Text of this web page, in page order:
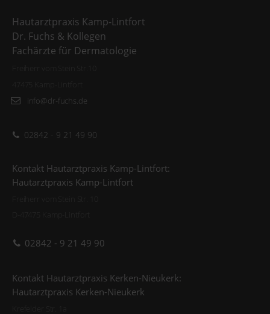
Hautarztpraxis Kamp-Lintfort
Dr. Fuchs & Kollegen
Fachärzte für Dermatologie
info@dr-fuchs.de
02842 - 9 21 49 90
Kontakt Hautarztpraxis Kamp-Lintfort:
Hautarztpraxis Kamp-Lintfort
02842 - 9 21 49 90
Kontakt Hautarztpraxis Kerken-Nieukerk:
Hautarztpraxis Kerken-Nieukerk